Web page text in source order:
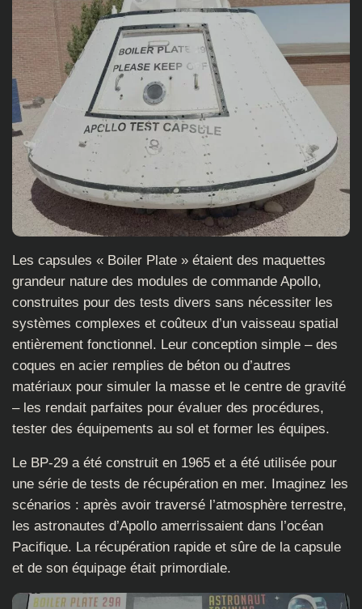
Les capsules « Boiler Plate » étaient des maquettes
grandeur nature des modules de commande Apollo,
construites pour des tests divers sans nécessiter les
systèmes complexes et coûteux d’un vaisseau spatial
entièrement fonctionnel. Leur conception simple – des
coques en acier remplies de béton ou d’autres
matériaux pour simuler la masse et le centre de gravité
– les rendait parfaites pour évaluer des procédures,
tester des équipements au sol et former les équipes.
Le BP-29 a été construit en 1965 et a été utilisée pour
une série de tests de récupération en mer. Imaginez les
scénarios : après avoir traversé l’atmosphère terrestre,
les astronautes d’Apollo amerrissaient dans l’océan
Pacifique. La récupération rapide et sûre de la capsule
et de son équipage était primordiale.